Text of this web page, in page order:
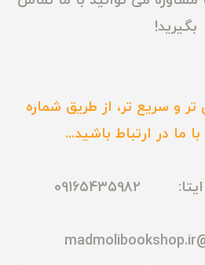
بگیرید!
و سریع تر، از طریق شماره
ما در ارتباط باشید...